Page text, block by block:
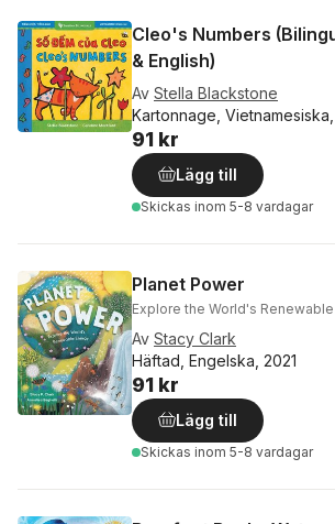
Cleo's Numbers
& English)
Av Stella Blackstone
Kartonnage,
91 kr
Lägg till
Skickas inom 5-8 vardagar
Planet Power
Explore the World's
Av Stacy Clark
Häftad, Engelska, 2021
91 kr
Lägg till
Skickas inom 5-8 vardagar